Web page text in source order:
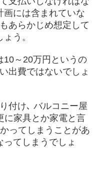
画には含まれていな
あらかじめ想定して
う。
10～20万円というの
出費ではないでしょ
付け､ バルコニー屋
に家具とか家電と言
ってしまうことがあ
ってしまうでしょ